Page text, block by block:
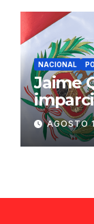
NACIONAL
Jaime
de
AGOSTO